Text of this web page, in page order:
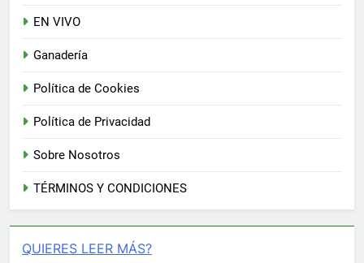
EN VIVO
Ganadería
Política de Cookies
Política de Privacidad
Sobre Nosotros
TÉRMINOS Y CONDICIONES
QUIERES LEER MÁS?